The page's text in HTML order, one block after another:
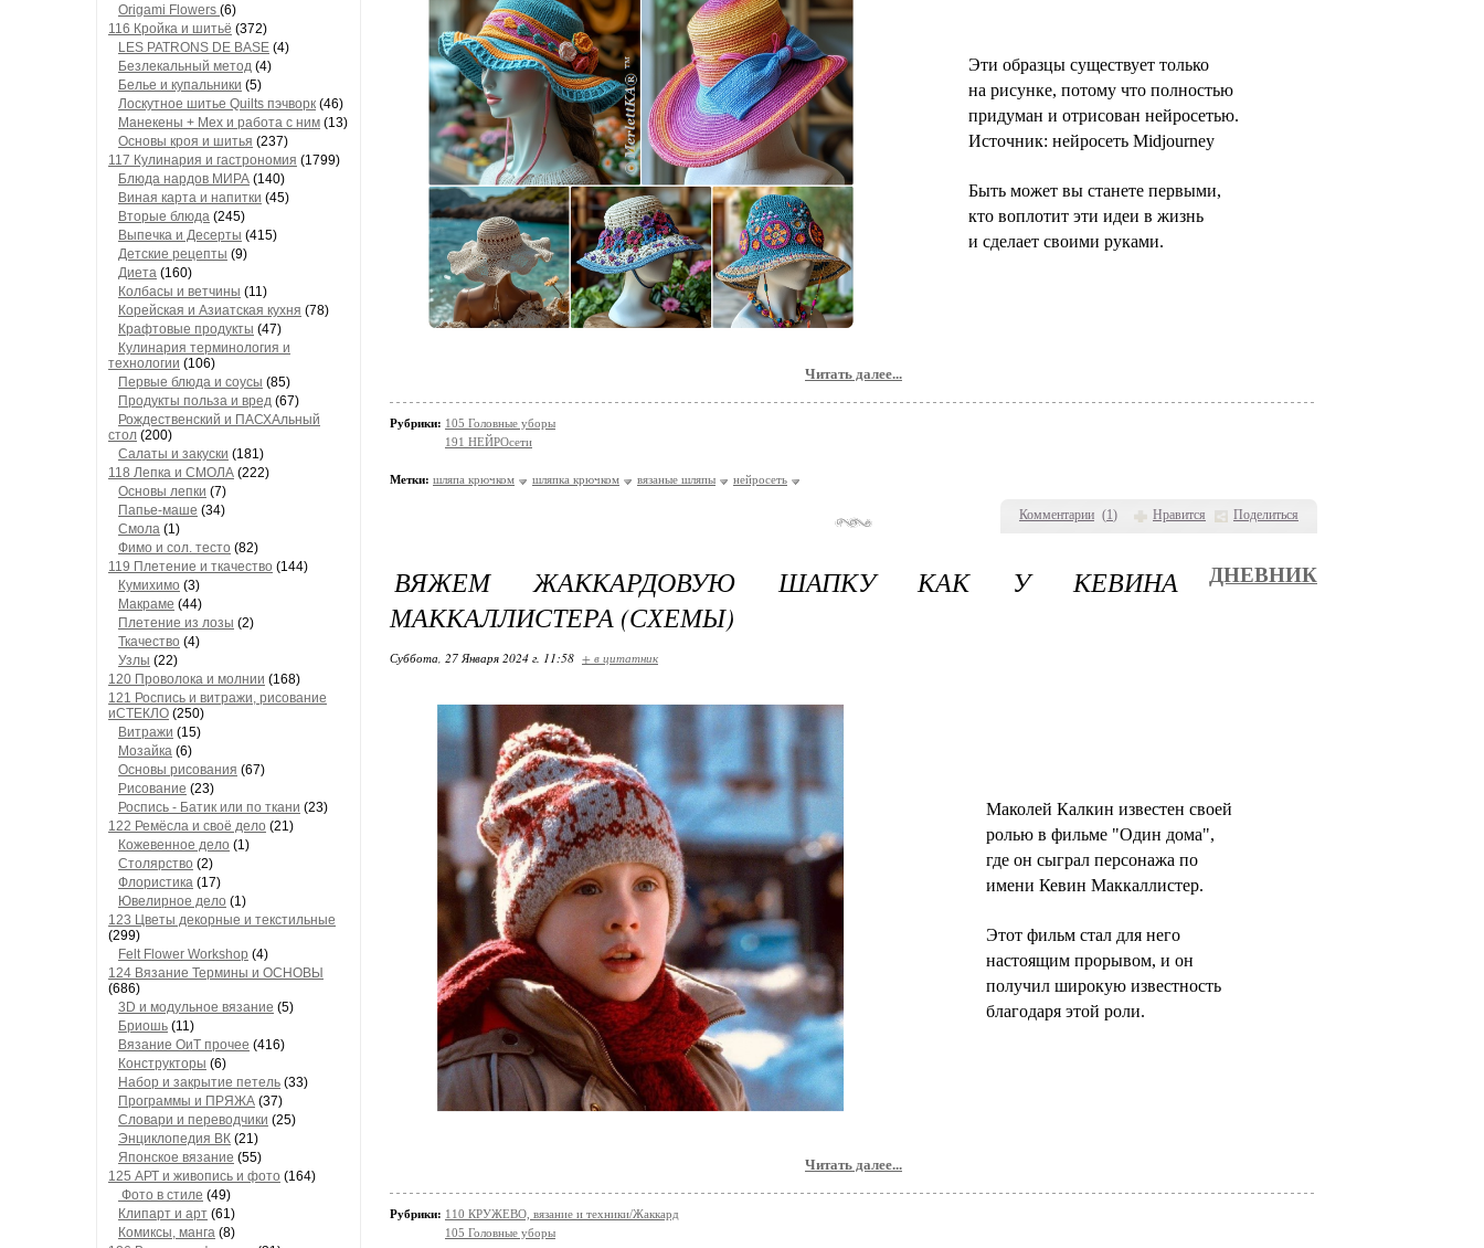
Origami Flowers (6)
116 Кройка и шитьё (372)
LES PATRONS DE BASE (4)
Безлекальный метод (4)
Белье и купальники (5)
Лоскутное шитье Quilts пэчворк (46)
Манекены + Мех и работа с ним (13)
Основы кроя и шитья (237)
117 Кулинария и гастрономия (1799)
Блюда нардов МИРА (140)
Виная карта и напитки (45)
Вторые блюда (245)
Выпечка и Десерты (415)
Детские рецепты (9)
Диета (160)
Колбасы и ветчины (11)
Корейская и Азиатская кухня (78)
Крафтовые продукты (47)
Кулинария терминология и
технологии (106)
Первые блюда и соусы (85)
Продукты польза и вред (67)
Рождественский и ПАСХАльный
стол (200)
Салаты и закуски (181)
118 Лепка и СМОЛА (222)
Основы лепки (7)
Папье-маше (34)
Смола (1)
Фимо и сол. тесто (82)
119 Плетение и ткачество (144)
Кумихимо (3)
Макраме (44)
Плетение из лозы (2)
Ткачество (4)
Узлы (22)
120 Проволока и молнии (168)
121 Роспись и витражи, рисование
иСТЕКЛО (250)
Витражи (15)
Мозайка (6)
Основы рисования (67)
Рисование (23)
Роспись - Батик или по ткани (23)
122 Ремёсла и своё дело (21)
Кожевенное дело (1)
Столярство (2)
Флористика (17)
Ювелирное дело (1)
123 Цветы декорные и текстильные
(299)
Felt Flower Workshop (4)
124 Вязание Термины и ОСНОВЫ
(686)
3D и модульное вязание (5)
Бриошь (11)
Вязание ОиТ прочее (416)
Конструкторы (6)
Набор и закрытие петель (33)
Программы и ПРЯЖА (37)
Словари и переводчики (25)
Энциклопедия ВК (21)
Японское вязание (55)
125 АРТ и живопись и фото (164)
Фото в стиле (49)
Клипарт и арт (61)
Комиксы, манга (8)
Комментарии (1) Нравится Поделиться
Эти образцы существует только
на рисунке, потому что полностью
придуман и отрисован нейросетью.
Источник: нейросеть Midjourney
Быть может вы станете первыми,
кто воплотит эти идеи в жизнь
и сделает своими руками.
Читать далее...
Рубрики: 105 Головные уборы
191 НЕЙРОсети
Метки: шляпа крючком шляпка крючком вязаные шляпы нейросеть
ВЯЖЕМ ЖАККАРДОВУЮ ШАПКУ КАК У КЕВИНА
МАККАЛЛИСТЕРА (СХЕМЫ)
ДНЕВНИК
Суббота, 27 Января 2024 г. 11:58 + в цитатник
Маколей Калкин известен своей
ролью в фильме "Один дома",
где он сыграл персонажа по
имени Кевин Маккаллистер.
Этот фильм стал для него
настоящим прорывом, и он
получил широкую известность
благодаря этой роли.
Читать далее...
Рубрики: 110 КРУЖЕВО, вязание и техники/Жаккард
105 Головные уборы